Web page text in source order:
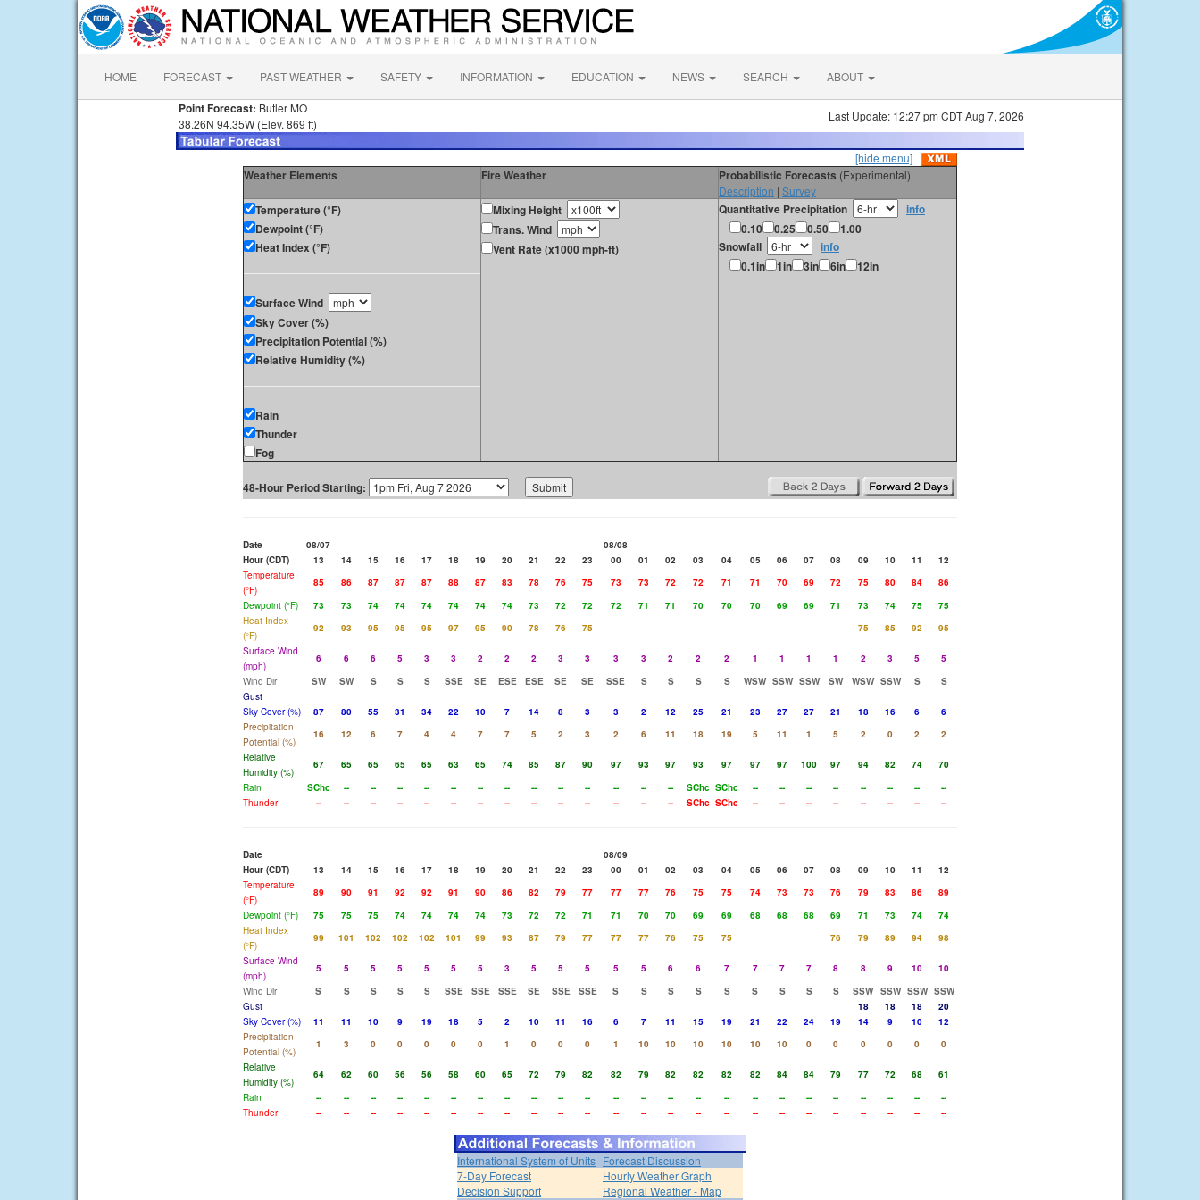
HOME FORECAST PAST WEATHER SAFETY INFORMATION EDUCATION NEWS SEARCH ABOUT
Point Forecast: Butler MO
38.26N 94.35W (Elev. 869 ft)
Last Update: 12:27 pm CDT Aug 7, 2026
[hide menu]
Weather Elements Fire Weather Probabilistic Forecasts (Experimental)
Description | Survey
Temperature (°F)
Dewpoint (°F)
Heat Index (°F)
Surface Wind
Sky Cover (%)
Precipitation Potential (%)
Relative Humidity (%)
Rain
Thunder
Fog
Mixing Height
Trans. Wind
Vent Rate (x1000 mph-ft)
Quantitative Precipitation
info
0.10
0.25 0.50
1.00
Snowfall
info
0.1in
1in 3in 6in 12in
48-Hour Period Starting:
Date 08/07
08/08
Hour (CDT)
13 14 15 16 17 18 19 20 21 22 23 00 01 02 03 04 05 06 07 08 09 10 11
12
Temperature
(°F)
85 86 87 87 87 88 87 83 78 76 75 73 73 72 72 71 71 70 69 72 75 80 84
86
Dewpoint (°F)
73 73 74 74 74 74 74 74 73 72 72 72 71 71 70 70 70 69 69 71 73 74 75
75
Heat Index
(°F)
92 93 95 95 95 97 95 90 78 76 75 75 85 92
95
Surface Wind
(mph)
6 6 6 5 3 3 2 2 2 3 3 3 3 2 2 2 1 1 1 1 2 3 5
5
Wind Dir
SW SW S S S SSE SE ESE ESE SE SE SSE S S S S WSW SSW SSW SW WSW SSW S
S
Gust
Sky Cover (%)
87 80 55 31 34 22 10 7 14 8 3 3 2 12 25 21 23 27 27 21 18 16 6
6
Precipitation
Potential (%)
16 12 6 7 4 4 7 7 5 2 3 2 6 11 18 19 5 11 1 5 2 0 2
2
Relative
Humidity (%)
67 65 65 65 65 63 65 74 85 87 90 97 93 97 93 97 97 97 100 97 94 82 74
70
Rain
SChc -- -- -- -- -- -- -- -- -- -- -- -- -- SChc SChc -- -- -- -- -- -- --
--
Thunder
-- -- -- -- -- -- -- -- -- -- -- -- -- -- SChc SChc -- -- -- -- -- -- -- --
Date
08/09
Hour (CDT)
13 14 15 16 17 18 19 20 21 22 23 00 01 02 03 04 05 06 07 08 09 10 11
12
Temperature
(°F)
89 90 91 92 92 91 90 86 82 79 77 77 77 76 75 75 74 73 73 76 79 83 86
89
Dewpoint (°F)
75 75 75 74 74 74 74 73 72 72 71 71 70 70 69 69 68 68 68 69 71 73 74
74
Heat Index
(°F)
99 101 102 102 102 101 99 93 87 79 77 77 77 76 75 75 76 79 89 94
98
Surface Wind
(mph)
5 5 5 5 5 5 5 3 5 5 5 5 5 6 6 7 7 7 7 8 8 9 10
10
Wind Dir
S S S S S SSE SSE SSE SE SSE SSE S S S S S S S S S SSW SSW SSW SSW
Gust
18 18 18
20
Sky Cover (%)
11 11 10 9 19 18 5 2 10 11 16 6 7 11 15 19 21 22 24 19 14 9 10
12
Precipitation
Potential (%)
1 3 0 0 0 0 0 1 0 0 0 1 10 10 10 10 10 10 0 0 0 0 0
0
Relative
Humidity (%)
64 62 60 56 56 58 60 65 72 79 82 82 79 82 82 82 82 84 84 79 77 72 68
61
Rain
-- -- -- -- -- -- -- -- -- -- -- -- -- -- -- -- -- -- -- -- -- -- --
--
Thunder
-- -- -- -- -- -- -- -- -- -- -- -- -- -- -- -- -- -- -- -- -- -- -- --
International System of Units Forecast Discussion
7-Day Forecast
Hourly Weather Graph
Decision Support
Regional Weather - Map